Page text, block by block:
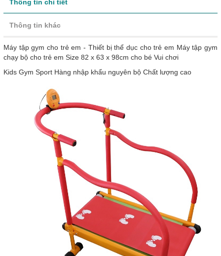
Thông tin chi tiết
Thông tin khác
Máy tập gym cho trẻ em - Thiết bị thể dục cho trẻ em Máy tập gym
chạy bộ cho trẻ em Size 82 x 63 x 98cm cho bé Vui chơi
Kids Gym Sport Hàng nhập khẩu nguyên bộ Chất lượng cao